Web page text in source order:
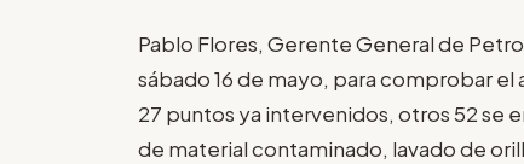
Pablo Flores, Gerente General de
sábado 16 de mayo, para comprobar
27 puntos ya intervenidos, otros 52 se
de material contaminado, lavado de